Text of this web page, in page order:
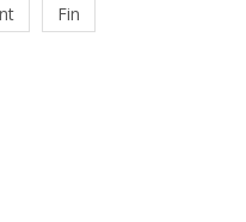
Fin